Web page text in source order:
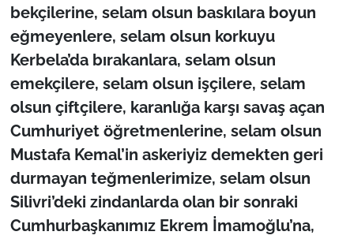
bekçilerine, selam olsun baskılara boyun
eğmeyenlere, selam olsun korkuyu
Kerbela’da bırakanlara, selam olsun
emekçilere, selam olsun işçilere, selam
olsun çiftçilere, karanlığa karşı savaş açan
Cumhuriyet öğretmenlerine, selam olsun
Mustafa Kemal’in askeriyiz demekten geri
durmayan teğmenlerimize, selam olsun
Silivri’deki zindanlarda olan bir sonraki
Cumhurbaşkanımız Ekrem İmamoğlu’na,